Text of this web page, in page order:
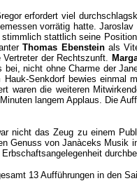
erfordert viel
vorrätig hatte.
stimmlich stattlich seine
Thomas Ebensteinals
Vertreter der Rechtszunft.
bei, nicht ohne Charme der
Hauk-Senkdorf bewies einmal
waren die weiteren
langem Applaus. Die
nicht das Zeug zu einem
Genuss von Janàceks Musik
13 Aufführungen in den